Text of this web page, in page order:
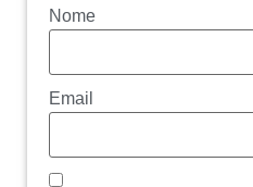
Nome
Email